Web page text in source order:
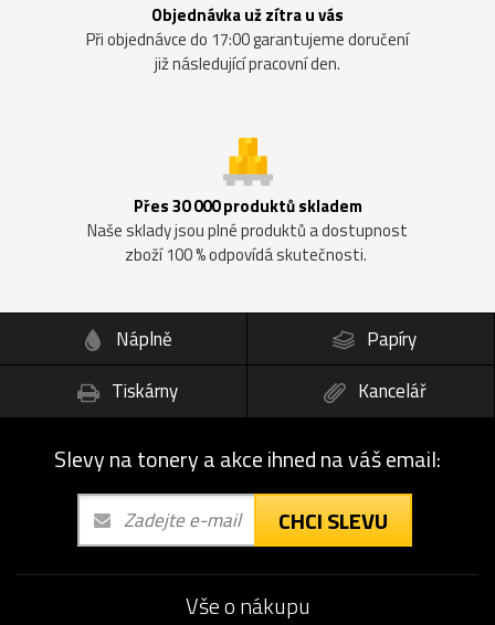
Objednávka už zítra u vás
Při objednávce do 17:00 garantujeme doručení
již následující pracovní den.
Přes 30 000 produktů skladem
Naše sklady jsou plné produktů a dostupnost
zboží 100 % odpovídá skutečnosti.
Náplně
Papíry
Tiskárny
Kancelář
Slevy na tonery a akce ihned na váš email:
CHCI SLEVU
Vše o nákupu